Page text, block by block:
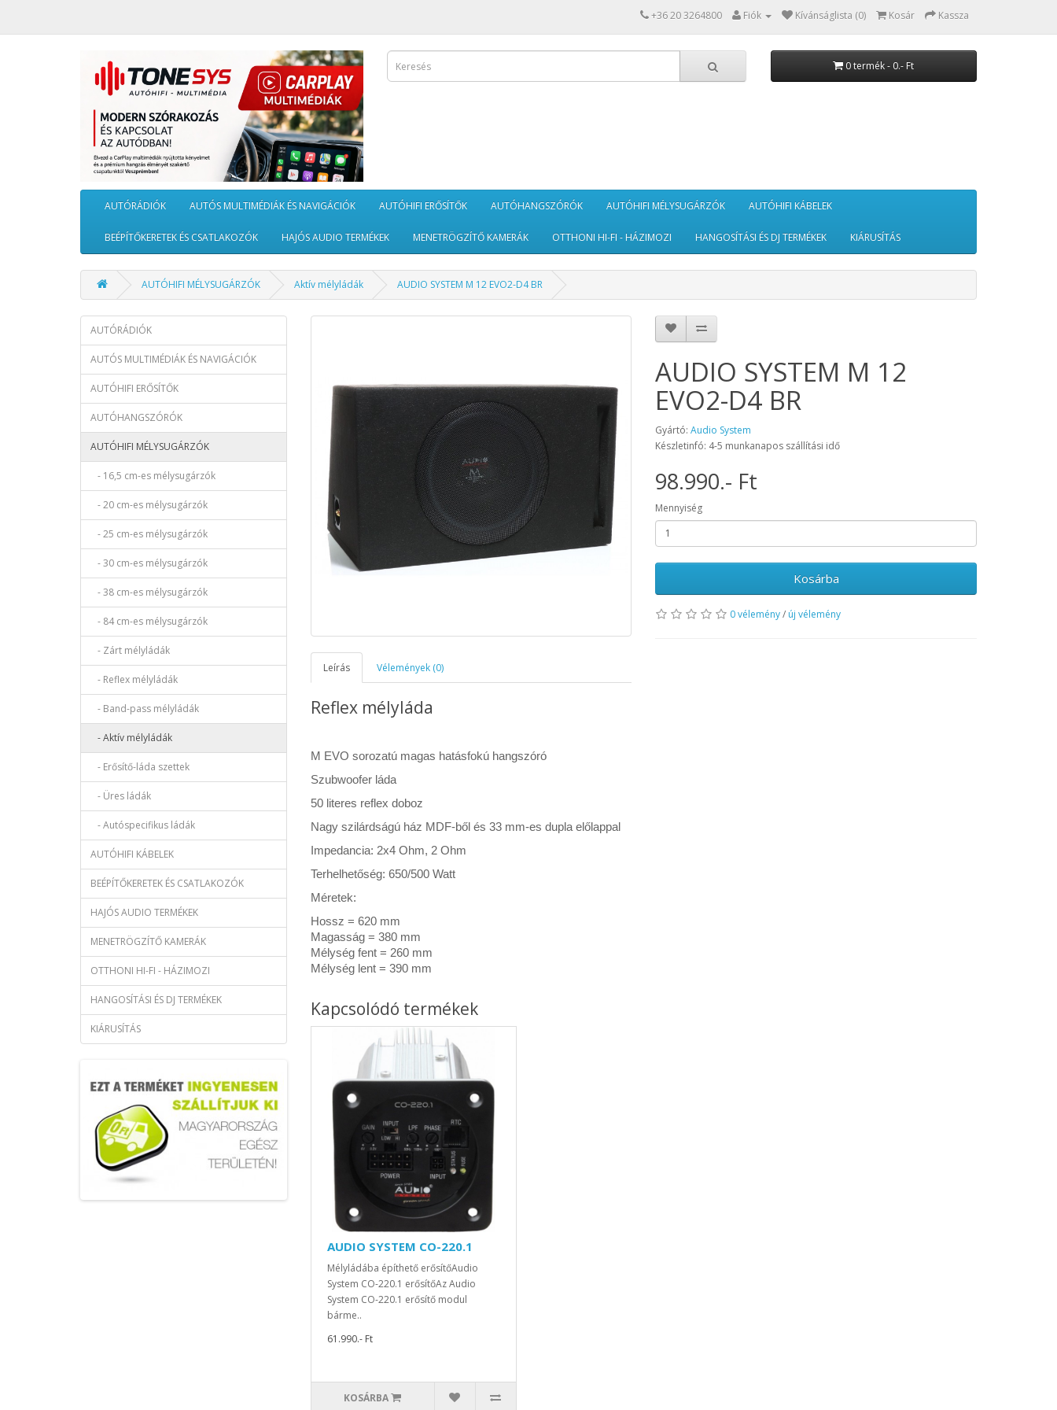
+36 20 3264800 Fiók Kívánságlista (0) Kosár Kassza
0 termék - 0.- Ft
AUTÓRÁDIÓK AUTÓS MULTIMÉDIÁK ÉS NAVIGÁCIÓK AUTÓHIFI ERŐSÍTŐK AUTÓHANGSZÓRÓK AUTÓHIFI MÉLYSUGÁRZÓK AUTÓHIFI KÁBELEK
BEÉPÍTŐKERETEK ÉS CSATLAKOZÓK HAJÓS AUDIO TERMÉKEK MENETRÖGZÍTŐ KAMERÁK OTTHONI HI-FI - HÁZIMOZI HANGOSÍTÁSI ÉS DJ TERMÉKEK KIÁRUSÍTÁS
AUTÓHIFI MÉLYSUGÁRZÓK Aktív mélyládák AUDIO SYSTEM M 12 EVO2-D4 BR
AUTÓRÁDIÓK
AUTÓS MULTIMÉDIÁK ÉS NAVIGÁCIÓK
AUTÓHIFI ERŐSÍTŐK
AUTÓHANGSZÓRÓK
AUTÓHIFI MÉLYSUGÁRZÓK
- 16,5 cm-es mélysugárzók
- 20 cm-es mélysugárzók
- 25 cm-es mélysugárzók
- 30 cm-es mélysugárzók
- 38 cm-es mélysugárzók
- 84 cm-es mélysugárzók
- Zárt mélyládák
- Reflex mélyládák
- Band-pass mélyládák
- Aktív mélyládák
- Erősítő-láda szettek
- Üres ládák
- Autóspecifikus ládák
AUTÓHIFI KÁBELEK
BEÉPÍTŐKERETEK ÉS CSATLAKOZÓK
HAJÓS AUDIO TERMÉKEK
MENETRÖGZÍTŐ KAMERÁK
OTTHONI HI-FI - HÁZIMOZI
HANGOSÍTÁSI ÉS DJ TERMÉKEK
KIÁRUSÍTÁS
Leírás Vélemények (0)
Reflex mélyláda
M EVO sorozatú magas hatásfokú hangszóró
Szubwoofer láda
50 literes reflex doboz
Nagy szilárdságú ház MDF-ből és 33 mm-es dupla előlappal
Impedancia: 2x4 Ohm, 2 Ohm
Terhelhetőség: 650/500 Watt
Méretek:
Hossz = 620 mm
Magasság = 380 mm
Mélység fent = 260 mm
Mélység lent = 390 mm
AUDIO SYSTEM M 12
EVO2-D4 BR
Gyártó:Audio System
Készletinfó: 4-5 munkanapos szállítási idő
98.990.- Ft
Mennyiség
Kosárba
0 vélemény/ új vélemény
Kapcsolódó termékek
AUDIO SYSTEM CO-220.1
Mélyládába építhető erősítőAudio
System CO-220.1 erősítőAz Audio
System CO-220.1 erősítő modul
bárme..
61.990.- Ft
KOSÁRBA